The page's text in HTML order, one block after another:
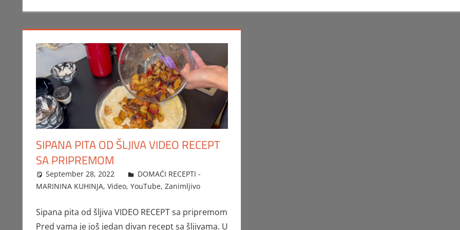
SIPANA PITA OD ŠLJIVA VIDEO RECEPT
SA PRIPREMOM
September 28, 2022 FTorgAdmin
DOMAĆI RECEPTI -
MARININA KUHINJA, Video, YouTube, Zanimljivo
Sipana pita od šljiva VIDEO RECEPT sa pripremom
Pred vama je još jedan divan recept sa šljivama. U